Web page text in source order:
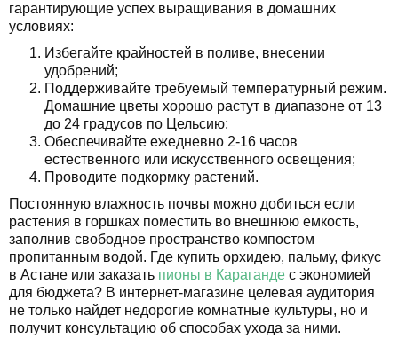
гарантирующие успех выращивания в домашних
условиях:
Избегайте крайностей в поливе, внесении
удобрений;
Поддерживайте требуемый температурный режим.
Домашние цветы хорошо растут в диапазоне от 13
до 24 градусов по Цельсию;
Обеспечивайте ежедневно 2-16 часов
естественного или искусственного освещения;
Проводите подкормку растений.
Постоянную влажность почвы можно добиться если
растения в горшках поместить во внешнюю емкость,
заполнив свободное пространство компостом
пропитанным водой. Где купить орхидею, пальму, фикус
в Астане или заказать пионы в Караганде с экономией
для бюджета? В интернет-магазине целевая аудитория
не только найдет недорогие комнатные культуры, но и
получит консультацию об способах ухода за ними.